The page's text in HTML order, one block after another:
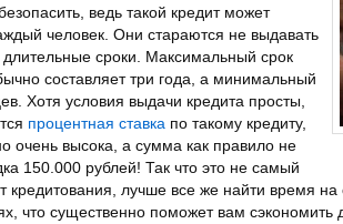
ведь такой кредит может
человек. Они стараются не выдавать
длительные сроки. Максимальный срок
составляет три года, а минимальный
Хотя условия выдачи кредита просты,
процентная ставка по такому кредиту,
очень высока, а сумма как правило не
150.000 рублей! Так что это не самый
кредитования, лучше все же найти время
что существенно поможет вам